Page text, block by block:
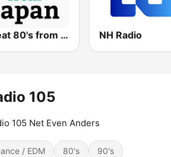
Great 80's from Japan NH Radio
105
105 Net Even Anders
/ EDM 80's 90's